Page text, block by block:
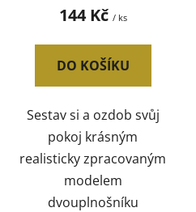
letadla)
144 Kč / ks
DO KOŠÍKU
Sestav si a ozdob svůj
pokoj krásným
realisticky zpracovaným
modelem
dvouplnošníku